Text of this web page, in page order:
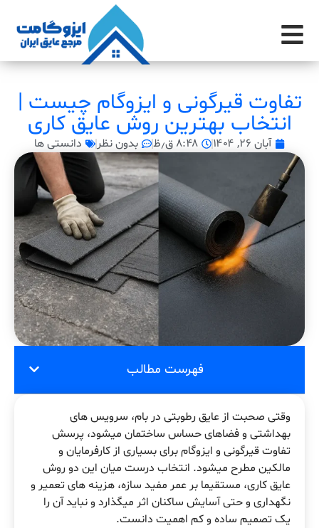
تفاوت قیرگونی و ایزوگام چیست |
انتخاب بهترین روش عایق کاری
آبان ۲۶, ۱۴۰۴ ۸:۴۸ ق٫ظ بدون نظر دانستی ها
فهرست مطالب
وقتی صحبت از عایق رطوبتی در بام، سرویس های
بهداشتی و فضاهای حساس ساختمان میشود، پرسش
تفاوت قیرگونی و ایزوگام برای بسیاری از کارفرمایان و
مالکین مطرح میشود. انتخاب درست میان این دو روش
عایق کاری، مستقیما بر عمر مفید سازه، هزینه های تعمیر و
نگهداری و حتی آسایش ساکنان اثر میگذارد و نباید آن را
یک تصمیم ساده و کم اهمیت دانست.